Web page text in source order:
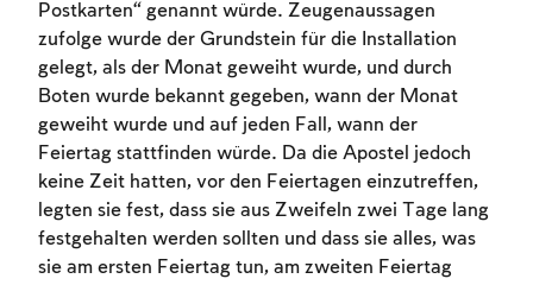
Postkarten“ genannt würde. Zeugenaussagen
zufolge wurde der Grundstein für die Installation
gelegt, als der Monat geweiht wurde, und durch
Boten wurde bekannt gegeben, wann der Monat
geweiht wurde und auf jeden Fall, wann der
Feiertag stattfinden würde. Da die Apostel jedoch
keine Zeit hatten, vor den Feiertagen einzutreffen,
legten sie fest, dass sie aus Zweifeln zwei Tage lang
festgehalten werden sollten und dass sie alles, was
sie am ersten Feiertag tun, am zweiten Feiertag